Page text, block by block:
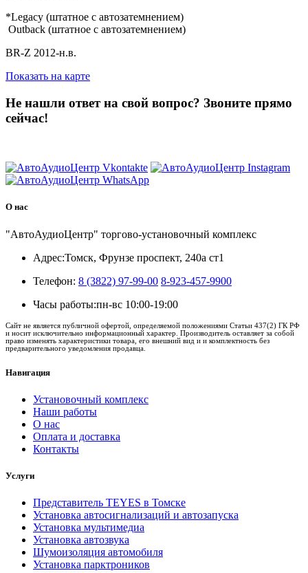
*Legacy (штатное с автозатемнением)
Outback (штатное c автозатемнением)
BR-Z 2012-н.в.
Показать на карте
Не нашли ответ на свой вопрос? Звоните прямо
сейчас!
О нас
"АвтоАудиоЦентр" торгово-установочный комплекс
Адрес:Томск, Фрунзе проспект, 240а ст1
Телефон: 8 (3822) 97-99-00 8-923-457-9900
Часы работы:пн-вс 10:00-19:00
Сайт не является публичной офертой, определяемой положениями Статьи 437(2) ГК РФ
и носит исключительно информационный характер. Производитель оставляет за собой
право изменять характеристики товара, его внешний вид и и комплектность без
предварительного уведомления продавца.
Навигация
Установочный комплекс
Наши работы
О нас
Оплата и доставка
Контакты
Услуги
Представитель TEYES в Томске
Установка автосигнализаций и автозапуска
Установка мультимедиа
Установка автозвука
Шумоизоляция автомобиля
Установка парктроников